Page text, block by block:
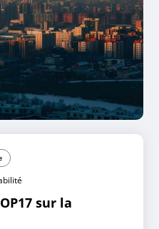
sur la